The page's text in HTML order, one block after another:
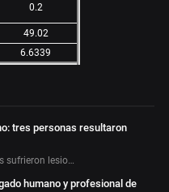
0.2
49.02
6.6339
tres personas resultaron
sufrieron lesio…
humano y profesional de